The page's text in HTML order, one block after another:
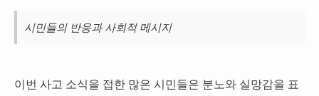
시민들의 반응과 사회적 메시지
이번 사고 소식을 접한 많은 시민들은 분노와 실망감을 표